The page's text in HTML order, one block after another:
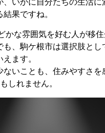
、いかに自分たちの生活に
果ですね。
かな雰囲気を好む人が移
も、駒ケ根市は選択肢とし
ます。
ないことも、住みやすさを
しれません。